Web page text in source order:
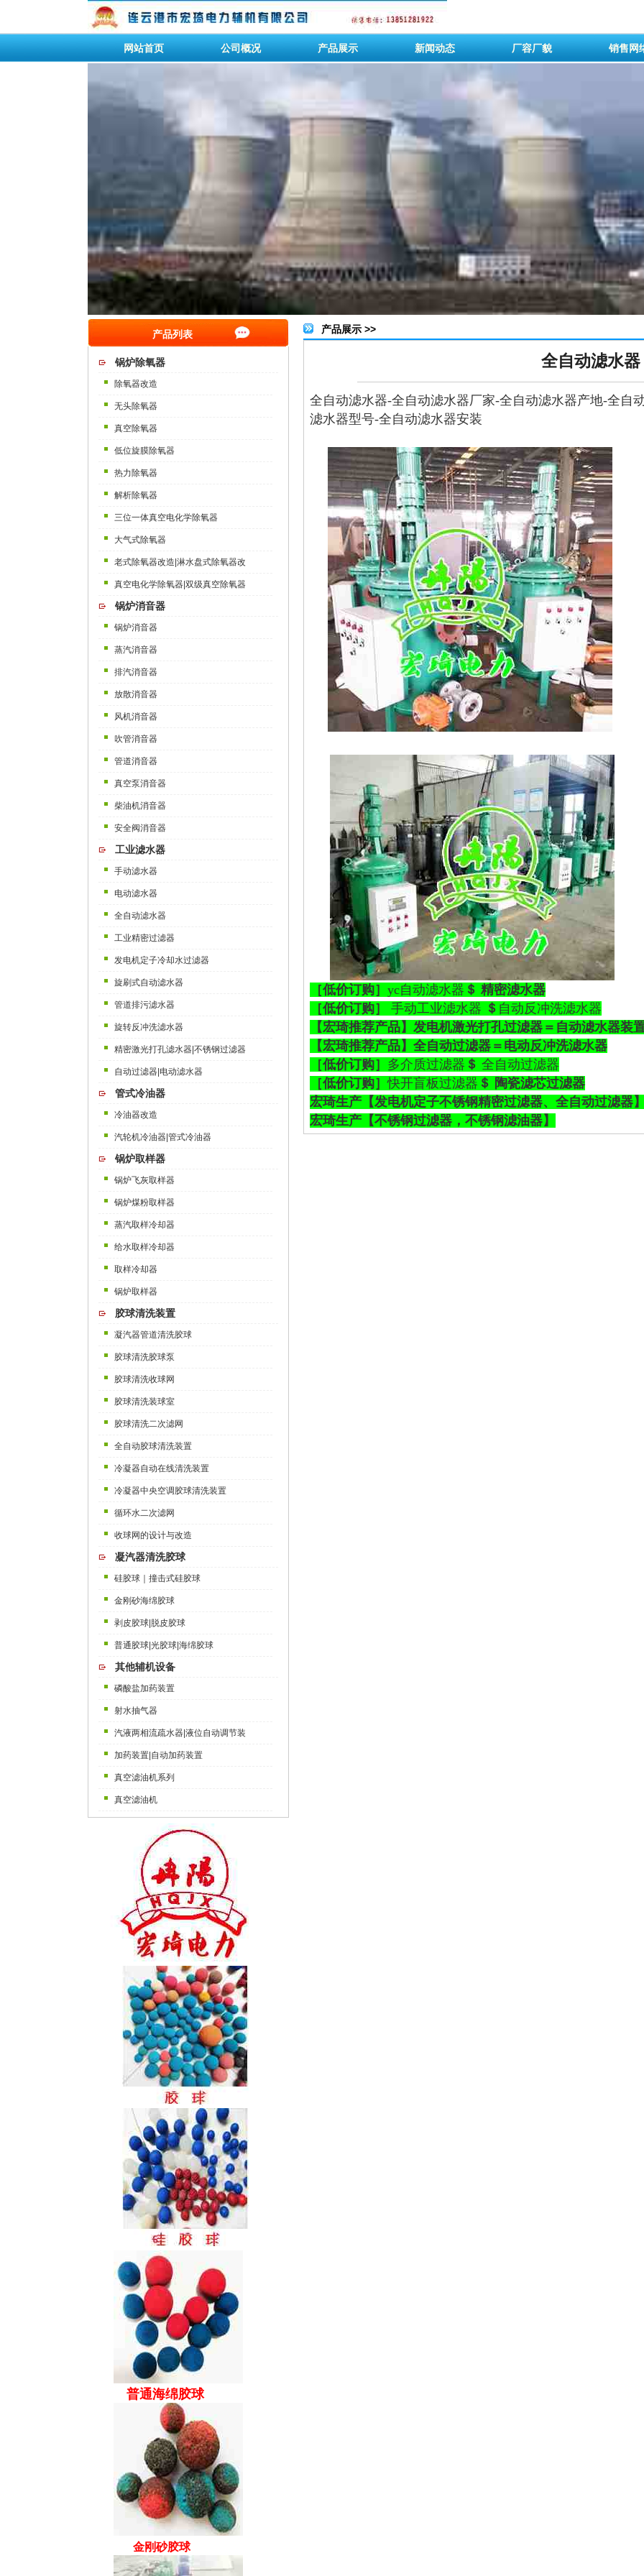
网站首页 公司概况 产品展示 新闻动态 厂容厂貌 销售网
产品列表
锅炉除氧器
除氧器改造
无头除氧器
真空除氧器
低位旋膜除氧器
热力除氧器
解析除氧器
三位一体真空电化学除氧器
大气式除氧器
老式除氧器改造|淋水盘式除氧器改
真空电化学除氧器|双级真空除氧器
锅炉消音器
锅炉消音器
蒸汽消音器
排汽消音器
放散消音器
风机消音器
吹管消音器
管道消音器
真空泵消音器
柴油机消音器
安全阀消音器
工业滤水器
手动滤水器
电动滤水器
全自动滤水器
工业精密过滤器
发电机定子冷却水过滤器
旋刷式自动滤水器
管道排污滤水器
旋转反冲洗滤水器
精密激光打孔滤水器|不锈钢过滤器
自动过滤器|电动滤水器
管式冷油器
冷油器改造
汽轮机冷油器|管式冷油器
锅炉取样器
锅炉飞灰取样器
锅炉煤粉取样器
蒸汽取样冷却器
给水取样冷却器
取样冷却器
锅炉取样器
胶球清洗装置
凝汽器管道清洗胶球
胶球清洗胶球泵
胶球清洗收球网
胶球清洗装球室
胶球清洗二次滤网
全自动胶球清洗装置
冷凝器自动在线清洗装置
冷凝器中央空调胶球清洗装置
循环水二次滤网
收球网的设计与改造
凝汽器清洗胶球
硅胶球｜撞击式硅胶球
金刚砂海绵胶球
剥皮胶球|脱皮胶球
普通胶球|光胶球|海绵胶球
其他辅机设备
磷酸盐加药装置
射水抽气器
汽液两相流疏水器|液位自动调节装
加药装置|自动加药装置
真空滤油机系列
真空滤油机
普通海绵胶球
金刚砂胶球
产品展示 >>
全自动滤水器
全自动滤水器-全自动滤水器厂家-全自动滤水器产地-全自
滤水器型号-全自动滤水器安装
［低价订购］ yc自动滤水器 ＄ 精密滤水器
［低价订购］ 手动工业滤水器 ＄ 自动反冲洗滤水器
【宏琦推荐产品】 发电机激光打孔过滤器 ＝ 自动滤水器装
【宏琦推荐产品】 全自动过滤器 ＝ 电动反冲洗滤水器
［低价订购］ 多介质过滤器 ＄ 全自动过滤器
［低价订购］快开盲板过滤器 ＄ 陶瓷滤芯过滤器
宏琦生产【发电机定子不锈钢精密过滤器、全自动过滤器
宏琦生产【不锈钢过滤器，不锈钢滤油器】